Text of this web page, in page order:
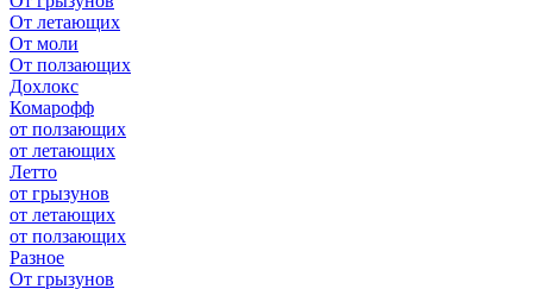
От летающих
От моли
От ползающих
Дохлокс
Комарофф
от ползающих
от летающих
Летто
от грызунов
от летающих
от ползающих
Разное
От грызунов